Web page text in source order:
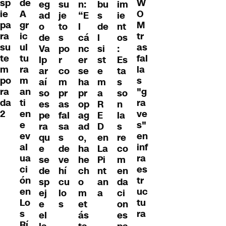
sp
ie
pa
ra
su
te
m
po
ra
da
2
de
A
gr
ic
ul
tu
ra
m
an
ti
en
e
ev
al
ua
ci
ón
en
Lo
s
eg
ad
o
de
Va
lp
ar
aí
so
es
pe
ra
qu
e
se
de
sp
ej
e
el
su
je
to
s
po
r
co
m
pr
as
fal
sa
s
de
ve
hí
cu
lo
s
n:
“E
l
cá
nc
er
se
ha
pr
op
ag
ad
o,
ha
he
ch
o
m
et
ás
bu
s
de
l
si
st
e
m
a
R
E
D
en
La
Pi
nt
an
a
im
ie
nt
os
:
Es
ta
s
so
n
la
s
re
co
m
en
da
ci
on
es
W
O
M
tr
as
fal
la
s
"g
ra
ve
s"
en
inf
ra
es
tr
uc
tu
ra